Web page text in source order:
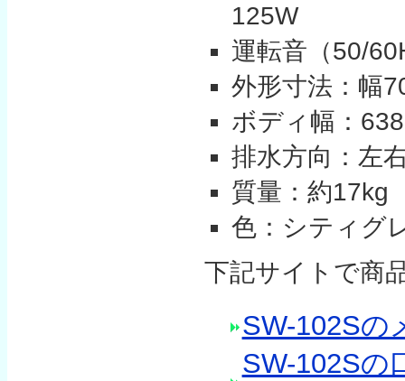
125W
運転音（50/
外形寸法：幅
ボディ幅：
排水方向：左
質量：約17kg
色：シティグ
下記サイトで商
SW-102Sの
SW-102Sの